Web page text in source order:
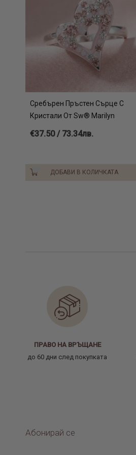
Сребърен Пръстен Сърце С
Кристали От Sw® Marilyn
€37.50 / 73.34лв.
ДОБАВИ В КОЛИЧКАТА
ПРАВО НА ВРЪЩАНЕ
до 60 дни след покупката
Абонирай се